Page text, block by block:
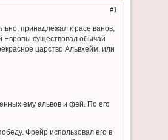
1
принадлежал к расе ванов,
Европы существовал обычай
царство Альвхейм, или
ему альвов и фей. По его
Фрейр использовал его в